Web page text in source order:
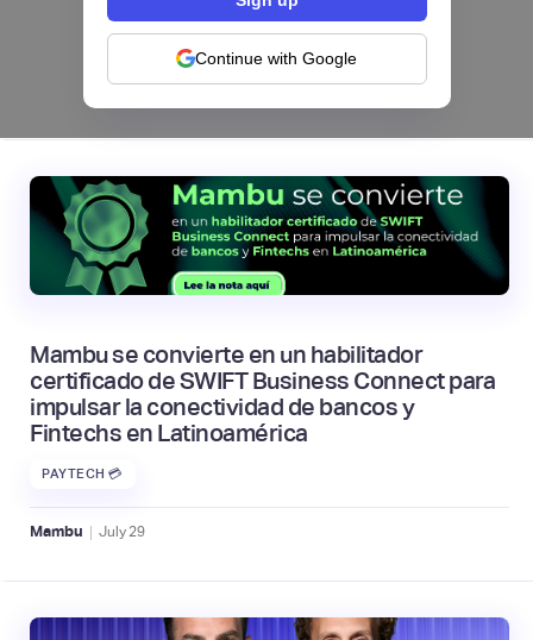
Continue with Google
tarjetas: el nuevo módulo de Pomelo
August4
Mambu se convierte en un habilitador
certificado de SWIFT Business Connect para
impulsar la conectividad de bancos y
Fintechs en Latinoamérica
PAYTECH 💳
Mambu | July 29